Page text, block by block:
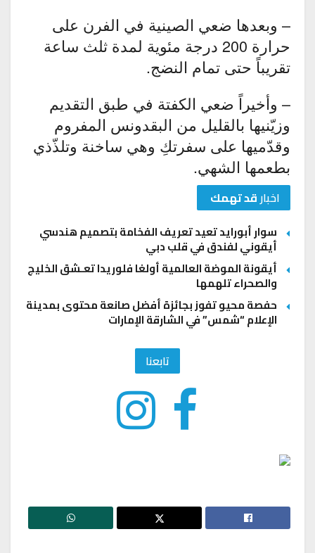
– وبعدها ضعي الصينية في الفرن على
حرارة 200 درجة مئوية لمدة ثلث ساعة
تقريباً حتى تمام النضج.
– وأخيراً ضعي الكفتة في طبق التقديم
وزيّنيها بالقليل من البقدونس المفروم
وقدّميها على سفرتكِ وهي ساخنة وتلذّذي
بطعمها الشهي.
اخبارقد تهمك
سوار أبورايد تعيد تعريف الفخامة بتصميم هندسي
أيقوني لفندق في قلب دبي
أيقونة الموضة العالمية أولغا فلوريدا تعـشق الخليج
والصحراء تلهمها
حفصة محيو تفوز بجائزة أفضل صانعة محتوى بمدينة
الإعلام “شمس” في الشارقة الإمارات
تابعنا